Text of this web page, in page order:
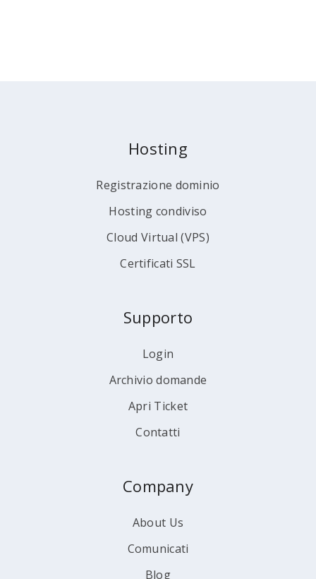
Hosting
Registrazione dominio
Hosting condiviso
Cloud Virtual (VPS)
Certificati SSL
Supporto
Login
Archivio domande
Apri Ticket
Contatti
Company
About Us
Comunicati
Blog